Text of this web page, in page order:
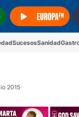
SucesosSanidad
2015